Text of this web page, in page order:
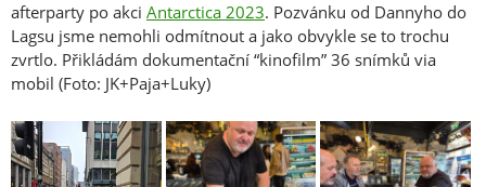
afterparty po akci Antarctica 2023. Pozvánku od Dannyho do
Lagsu jsme nemohli odmítnout a jako obvykle se to trochu
zvrtlo. Přikládám dokumentační “kinofilm” 36 snímků via
mobil (Foto: JK+Paja+Luky)